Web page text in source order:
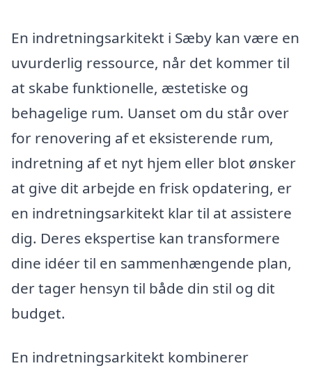
En indretningsarkitekt i Sæby kan være en
uvurderlig ressource, når det kommer til
at skabe funktionelle, æstetiske og
behagelige rum. Uanset om du står over
for renovering af et eksisterende rum,
indretning af et nyt hjem eller blot ønsker
at give dit arbejde en frisk opdatering, er
en indretningsarkitekt klar til at assistere
dig. Deres ekspertise kan transformere
dine idéer til en sammenhængende plan,
der tager hensyn til både din stil og dit
budget.
En indretningsarkitekt kombinerer